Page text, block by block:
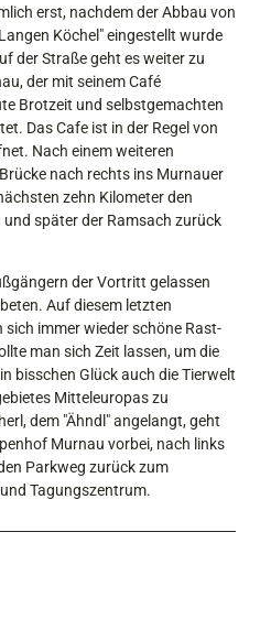
erst, nachdem der Abbau von
Köchel" eingestellt wurde
der Straße geht es weiter zu
der mit seinem Café
Brotzeit und selbstgemachten
Das Cafe ist in der Regel von
Nach einem weiteren
nach rechts ins Murnauer
zehn Kilometer den
später der Ramsach zurück
der Vortritt gelassen
Auf diesem letzten
immer wieder schöne Rast-
man sich Zeit lassen, um die
bisschen Glück auch die Tierwelt
Mitteleuropas zu
dem "Ähndl" angelangt, geht
Murnau vorbei, nach links
Parkweg zurück zum
Tagungszentrum.